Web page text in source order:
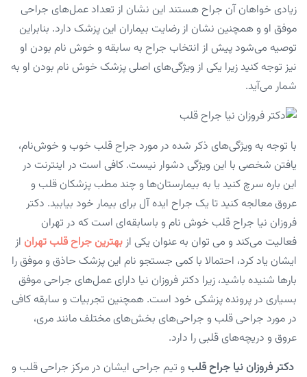
زیادی خواهان آن جراح هستند این نشان از تعداد عمل‌های جراحی
موفق او و همچنین نشان از رضایت بیماران این پزشک دارد. بنابراین
توصیه می‌شود پیش از انتخاب جراح به سابقه و خوش نام بودن او
نیز توجه کنید زیرا یکی از ویژگی‌های اصلی پزشک خوش نام بودن او به
شمار می‌آید.
با توجه به ویژگی‌های ذکر شده در مورد جراح قلب خوب و خوش‌نام،
یافتن شخصی با این ویژگی دشوار نیست. کافی است در اینترنت در
این باره سرچ کنید یا به بیمارستان‌ها و چند مطب پزشکان قلب و
عروق معالجه کنید تا یک جراح ایده آل برای بیمار خود بیابید. دکتر
فروزان نیا جراح قلب خوش نام و باسابقه‌ای است که در تهران
فعالیت می‌کند و می توان به عنوان یکی از بهترین جراح قلب تهران از
ایشان یاد کرد، احتمالا با کمی جستجو نام این پزشک حاذق و موفق را
بارها شنیده باشید، زیرا دکتر فروزان نیا دارای عمل‌های جراحی موفق
بسیاری در پرونده پزشکی خود است. همچنین تجربیات و سابقه کافی
در مورد جراحی قلب و جراحی‌های بخش‌های مختلف مانند مری،
عروق و دریچه‌های قلبی را دارد.
دکتر فروزان نیا جراح قلب و تیم جراحی ایشان در مرکز جراحی قلب و